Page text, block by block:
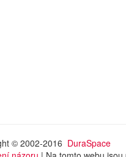
© 2002-2016 DuraSpace